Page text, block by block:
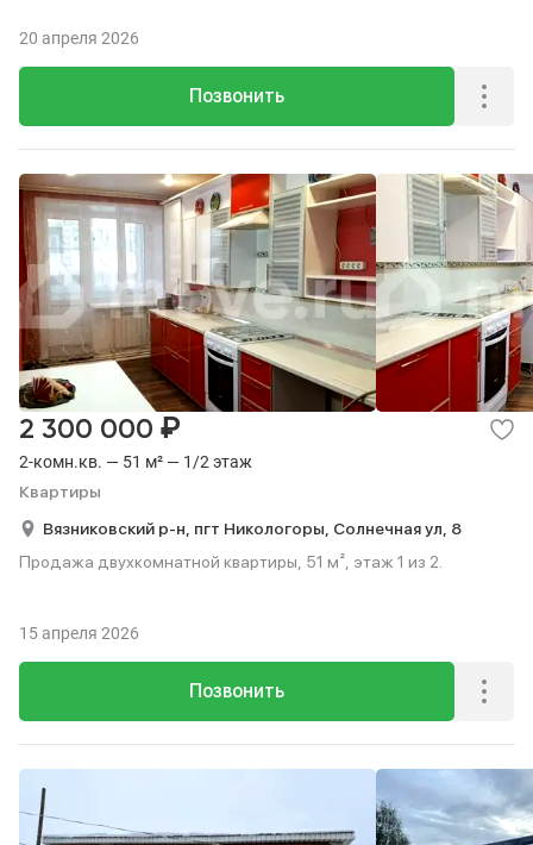
Позвонить
20 апреля 2026
2-комн.кв. — 51 м² — 1/2 этаж
Квартиры
2 300 000 ₽
Вязниковский р-н, пгт Никологоры, Солнечная ул, 8
Продажа двухкомнатной квартиры, 51 м², этаж 1 из 2.
Позвонить
15 апреля 2026